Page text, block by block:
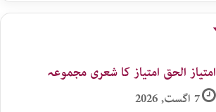
امتیاز الحق امتیاز کا شعری مجموعہ
7 اگست, 2026